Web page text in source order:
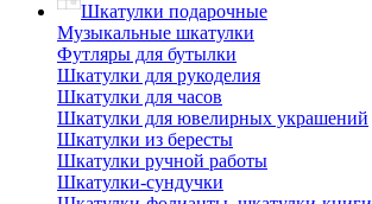
Шкатулки подарочные
Музыкальные шкатулки
Футляры для бутылки
Шкатулки для рукоделия
Шкатулки для часов
Шкатулки для ювелирных украшений
Шкатулки из бересты
Шкатулки ручной работы
Шкатулки-сундучки